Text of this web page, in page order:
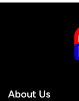
About Us